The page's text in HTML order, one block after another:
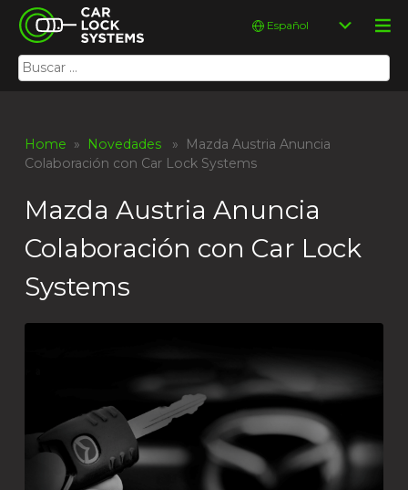
Skip
content
Car Lock Systems
Car Lock Systems
Buscar:
Elegir
idioma
Home » Novedades » Mazda Austria Anuncia
Colaboración con Car Lock Systems
Mazda Austria Anuncia
Colaboración con Car Lock
Systems